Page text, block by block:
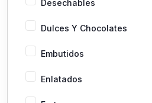
Desechables
Dulces Y Chocolates
Embutidos
Enlatados